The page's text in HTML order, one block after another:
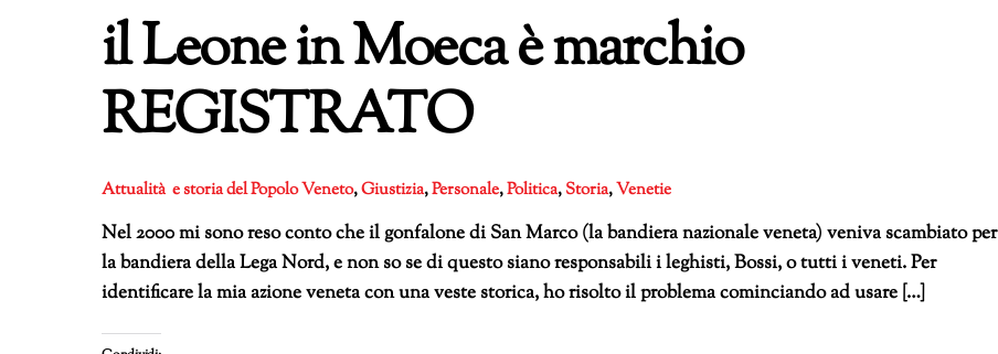
il Leone in Moeca è marchio
REGISTRATO
Attualità e storia del Popolo Veneto,Giustizia,Personale,Politica,Storia,Venetie
Nel 2000 mi sono reso conto che il gonfalone di San Marco (la bandiera nazionale veneta) veniva scambiato per
la bandiera della Lega Nord, e non so se di questo siano responsabili i leghisti, Bossi, o tutti i veneti. Per
identificare la mia azione veneta con una veste storica, ho risolto il problema cominciando ad usare […]